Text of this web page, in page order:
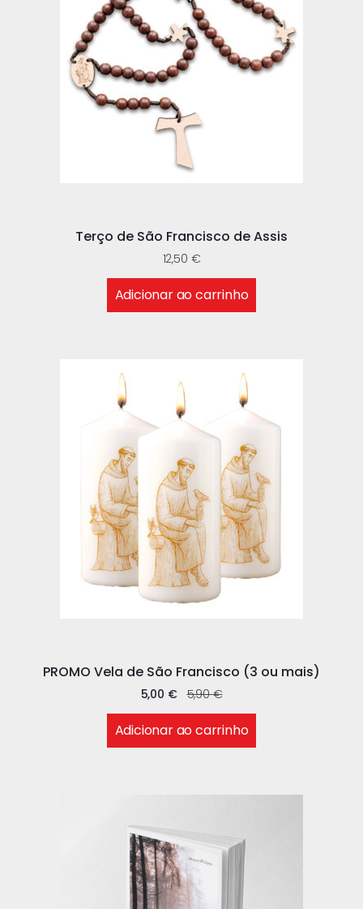
Terço de São Francisco de Assis
12,50 €
Adicionar ao carrinho
PROMO Vela de São Francisco (3 ou mais)
5,90€
5,00 €
Adicionar ao carrinho